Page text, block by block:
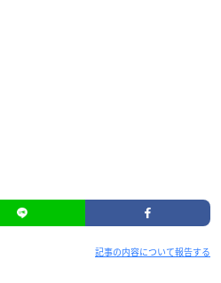
記事の内容について報告する